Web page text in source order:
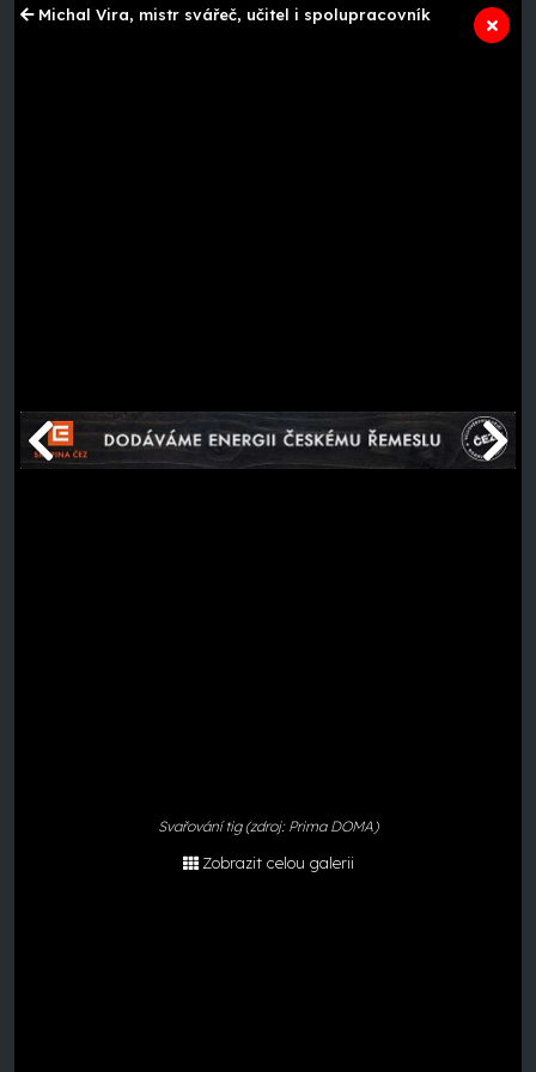
Michal Vira, mistr svářeč, učitel i spolupracovník
Svařování tig (zdroj: Prima DOMA)
Zobrazit celou galerii